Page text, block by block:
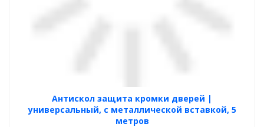
Антискол защита кромки дверей |
универсальный, с металлической вставкой, 5
метров